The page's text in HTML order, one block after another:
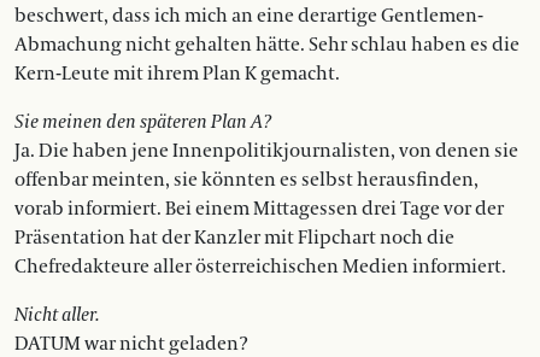
beschwert, dass ich mich an eine derartige Gentlemen-
Abmachung nicht gehalten hätte. Sehr schlau haben es die
Kern-Leute mit ihrem Plan K gemacht.
Sie meinen den späteren Plan A?
Ja. Die haben jene Innenpolitikjournalisten, von denen sie
offenbar meinten, sie könnten es selbst herausfinden,
vorab informiert. Bei einem Mittagessen drei Tage vor der
Präsentation hat der Kanzler mit Flipchart noch die
Chefredakteure aller österreichischen Medien informiert.
Nicht aller.
DATUM war nicht geladen?